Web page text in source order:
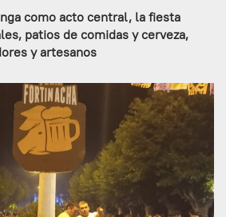
como acto central, la fiesta
patios de comidas y cerveza,
y artesanos